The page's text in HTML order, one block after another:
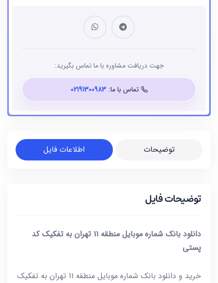
توضیحات اطلاعات فایل
توضیحات فایل
دانلود بانک شماره موبایل منطقه 11 تهران به تفکیک کد
پستی
خرید و دانلود بانک شماره موبایل منطقه 11 تهران به تفکیک
جهت دریافت مشاوره با ما تماس بگیرید:
تماس با ما: 02191300983